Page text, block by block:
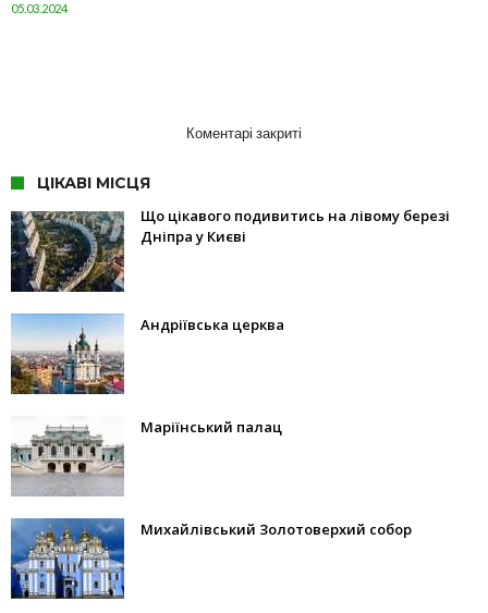
05.03.2024
Коментарі закриті
ЦІКАВІ МІСЦЯ
Що цікавого подивитись на лівому березі
Дніпра у Києві
Андріївська церква
Маріїнський палац
Михайлівський Золотоверхий собор